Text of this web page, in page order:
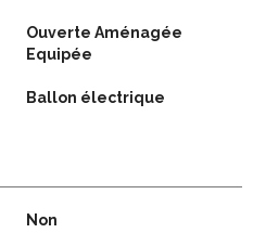
Ouverte Aménagée
Equipée
Ballon électrique
Non